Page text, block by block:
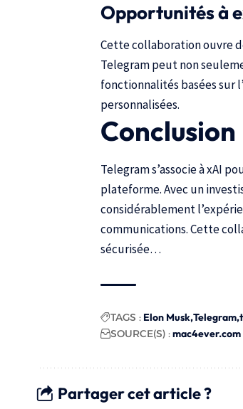
Opportunités à
Cette collaboration ouvre
Telegram peut non
fonctionnalités basées sur
personnalisées.
Conclusion
Telegram s’associe à xAI
plateforme. Avec un
considérablement
communications. Cette
sécurisée…
TAGS : Elon Musk Telegram
SOURCE(S) :mac4ever.com
Partager cet article ?